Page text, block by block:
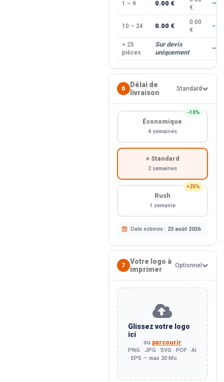
1 – 9 0.00 €
€
—
10 – 24 0.00 €
0.00
€
> 25
pièces
Sur devis
uniquement
—
6
Délai de
livraison
Standard
−10%
Économique
4 semaines
⭐ Standard
2 semaines
+25%
Rush
1 semaine
Date estimée : 23 août 2026
7
Votre logo à
imprimer
Optionnel
Glissez votre logo
ici
ou parcourir
PNG · JPG · SVG · PDF · AI
· EPS — max 20 Mo